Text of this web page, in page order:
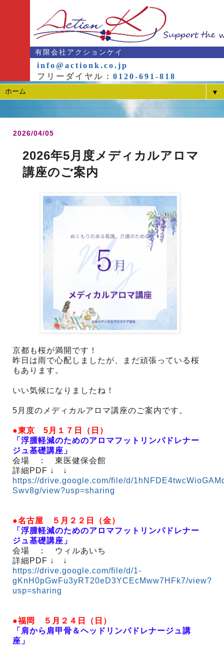
有限会社アクションケイ
info@actionk.co.jp
フリーダイヤル： 0120-691-818
▼
2026/04/05
2026年5月度メディカルアロマ
講座のご案内
京都も桜が満開です！
昨日は雨で心配しましたが、まだ頑張っている桜
もあります。
いい気候になりましたね！
5月度のメディカルアロマ講座のご案内です。
●東京 5月１７日（日）
「浮腫軽減のためのアロマフットリンパドレナー
ジュ基礎講座」
会場 ： 東医健保会館
詳細PDF ↓ ↓
https://drive.google.com/file/d/
Swv8g/view?usp=sharing
●名古屋 ５月２２日（金）
「浮腫軽減のためのアロマフットリンパドレナー
ジュ基礎講座」
会場 ： ウィルあいち
詳細PDF ↓ ↓
https://drive.google.com/file/d/1-
gKnH0pGwFu3yRT20eD3YCEcMww7HFk7/view?
usp=sharing
●福岡 ５月２４日（日）
「肩から肩甲骨＆ヘッドリンパドレナージュ講
座」